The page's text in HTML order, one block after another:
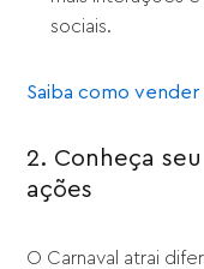
sociais.
Saiba como
2. Conheça
ações
O Carnaval atrai